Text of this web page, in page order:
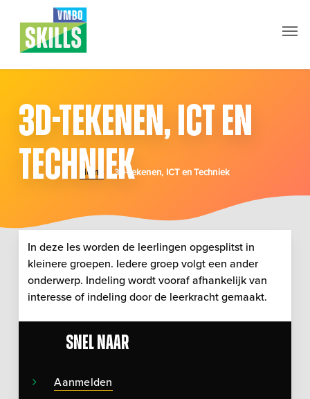
3D-tekenen, ICT en
techniek
Home 3D-tekenen, ICT en Techniek
In deze les worden de leerlingen opgesplitst in
kleinere groepen. Iedere groep volgt een ander
onderwerp. Indeling wordt vooraf afhankelijk van
interesse of indeling door de leerkracht gemaakt.
Snel naar
Aanmelden